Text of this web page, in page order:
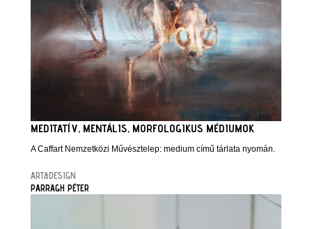
MEDITATÍV, MENTÁLIS, MORFOLOGIKUS MÉDIUMOK
A Caffart Nemzetközi Művésztelep: medium című tárlata nyomán.
ART&DESIGN
PARRAGH PÉTER